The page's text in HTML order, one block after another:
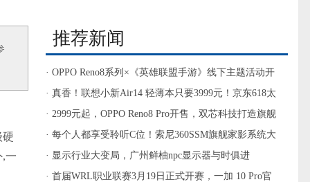
一
推荐新闻
· OPPO Reno8系列×《英雄联盟手游》线下主题活动开
启，零距离感受电竞乐趣
· 真香！联想小新Air14 轻薄本只要3999元！京东618太
狠了
· 2999元起，OPPO Reno8 Pro开售，双芯科技打造旗舰
影像体验
· 每个人都享受聆听C位！索尼360SSM旗舰家影系统大
动作
· 显示行业大变局，广州鲜柚npc显示器与时俱进
· 首届WRL职业联赛3月19日正式开赛，一加 10 Pro官